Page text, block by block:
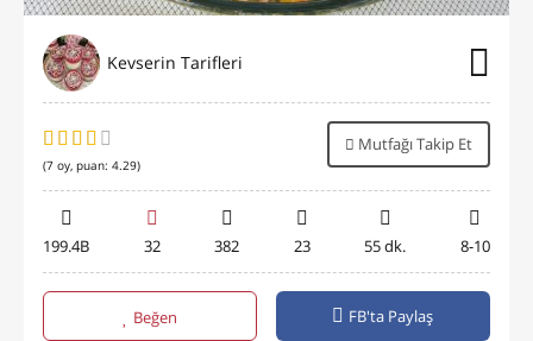
Kevserin Tarifleri
(7 oy, puan: 4.29)
Mutfağı Takip Et
199.4B 32 382 23 55 dk. 8-10
Beğen FB'ta Paylaş